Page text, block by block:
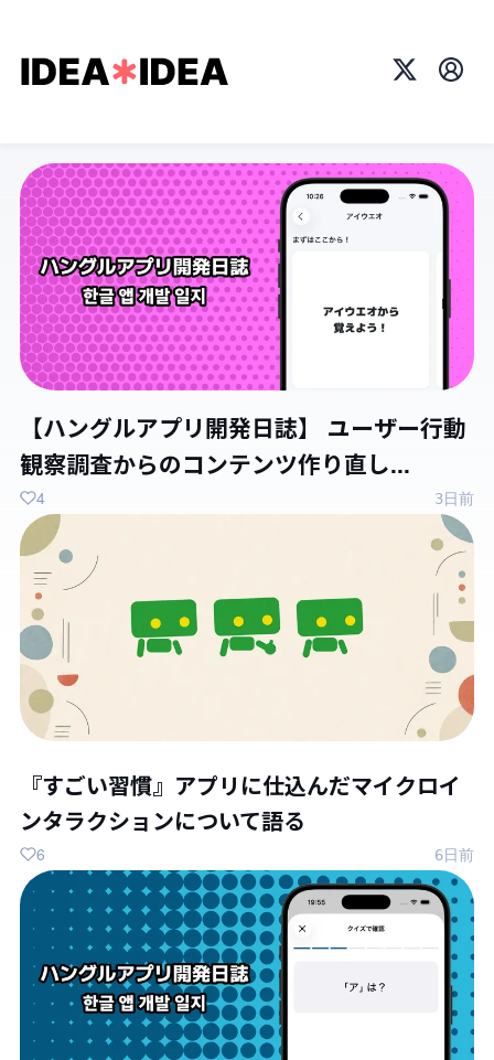
X プロ
【ハングルアプリ開発日誌】 ユーザー行動
観察調査からのコンテンツ作り直し...
3日前
4
『すごい習慣』アプリに仕込んだマイクロイ
ンタラクションについて語る
6日前
6